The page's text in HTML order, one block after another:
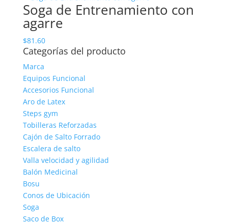
Soga de Entrenamiento con
agarre
$81.60
Categorías del producto
Marca
Equipos Funcional
Accesorios Funcional
Aro de Latex
Steps gym
Tobilleras Reforzadas
Cajón de Salto Forrado
Escalera de salto
Valla velocidad y agilidad
Balón Medicinal
Bosu
Conos de Ubicación
Soga
Saco de Box